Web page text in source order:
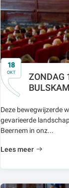
18
OKT
ZONDAG
Deze bewegwijzerde
gevarieerde
Beernem in onz...
Lees meer